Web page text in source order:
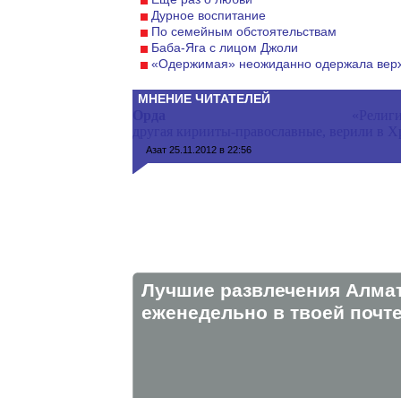
Дурное воспитание
По семейным обстоятельствам
Баба-Яга с лицом Джоли
«Одержимая» неожиданно одержала
МНЕНИЕ ЧИТАТЕЛЕЙ
Азат 25.11.2012 в 22:56
Лучшие развлечения
eженедельно в твоей